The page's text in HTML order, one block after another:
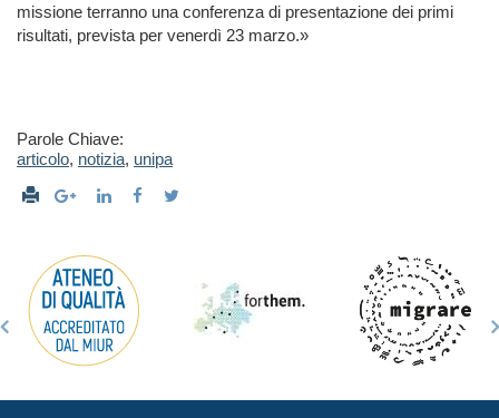
missione terranno una conferenza di presentazione dei primi
risultati, prevista per venerdì 23 marzo.»
Parole Chiave:
articolo, notizia, unipa